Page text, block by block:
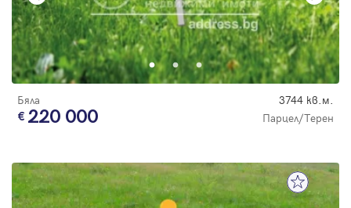
Бяла 3744 кв.м.
220 000 Парцел/Терен